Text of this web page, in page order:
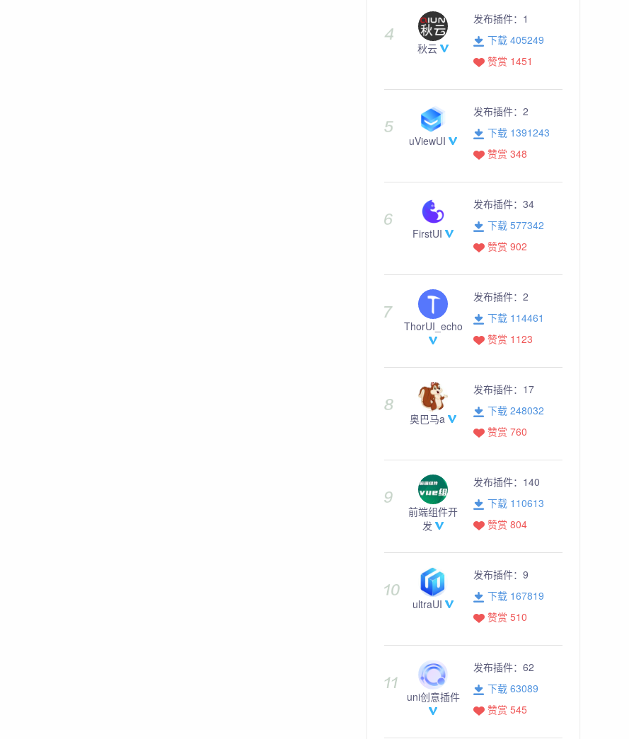
秋云
发布插件： 1
下载 405249
赞赏 1451
uViewUI
发布插件： 2
下载 1391243
赞赏 348
FirstUI
发布插件： 34
下载 577342
赞赏 902
ThorUI_echo
发布插件： 2
下载 114461
赞赏 1123
奥巴马a
发布插件： 17
下载 248032
赞赏 760
前端组件开
发
发布插件： 140
下载 110613
赞赏 804
ultraUI
发布插件： 9
下载 167819
赞赏 510
uni创意插件
发布插件： 62
下载 63089
赞赏 545